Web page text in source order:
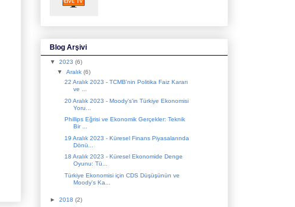
Blog Arşivi
▼ 2023 (6)
▼ Aralık (6)
22 Aralık 2023 - TCMB'nin Politika Faiz Kararı
ve ...
20 Aralık 2023 - Moody's'in Türkiye Ekonomisi
Yoru...
Phillips Eğrisi ve Ekonomik Gerçekler: Teknik
Bir ...
19 Aralık 2023 - Küresel Finans Piyasalarında
Dönü...
18 Aralık 2023 - Küresel Ekonomide Denge
Oyunu: Tü...
Türkiye Ekonomisi için CDS Düşüşünün ve
Moody's Ka...
► 2018 (2)